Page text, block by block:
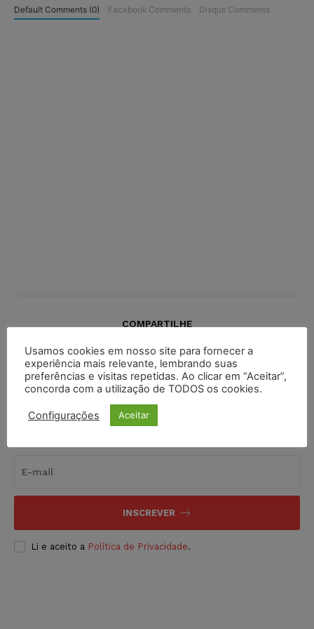
Default Comments (0) Facebook Comments Disqus Comments
COMPARTILHE
INSCREVER
Li e aceito a Política de Privacidade.
Usamos cookies em nosso site para fornecer a
experiência mais relevante, lembrando suas
preferências e visitas repetidas. Ao clicar em “Aceitar”,
concorda com a utilização de TODOS os cookies.
Configurações Aceitar